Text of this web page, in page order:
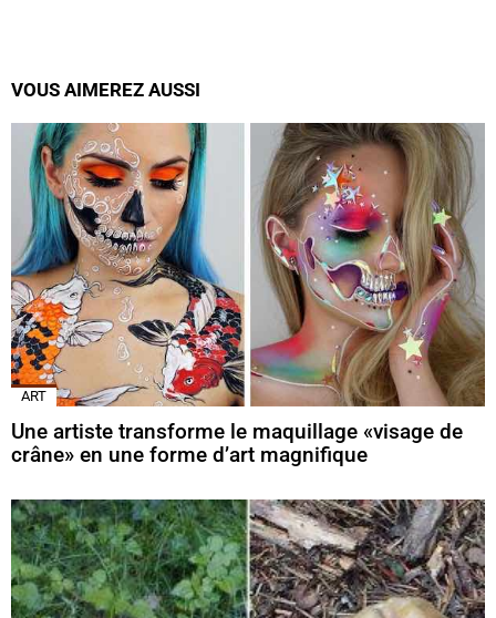
VOUS AIMEREZ AUSSI
ART
Une artiste transforme le maquillage «visage de
crâne» en une forme d’art magnifique